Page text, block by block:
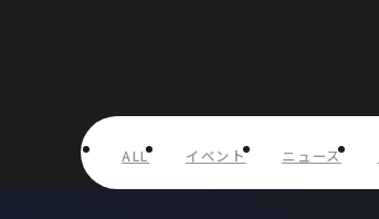
ALL イベント ニュース